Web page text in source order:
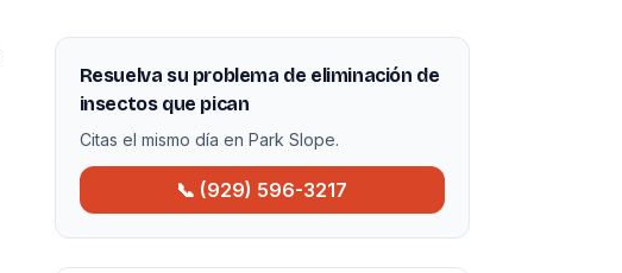
Resuelva su problema de eliminación de
insectos que pican
Citas el mismo día en Park Slope.
📞 (929) 596-3217